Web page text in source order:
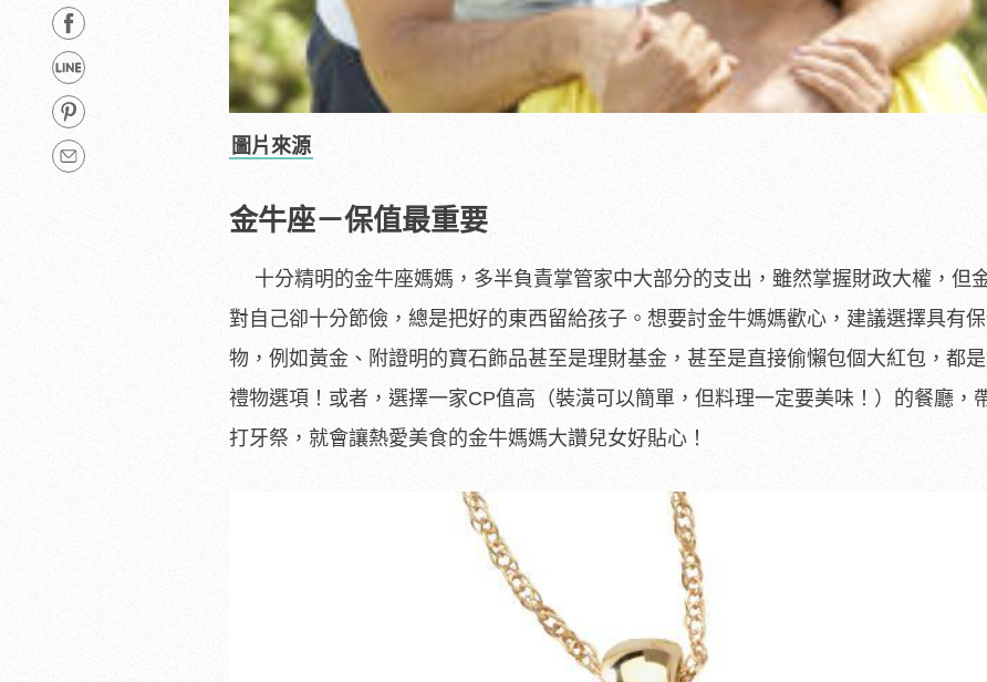
圖片來源
金牛座－保值最重要
十分精明的金牛座媽媽，多半負責掌管家中大部分的支出，雖然掌握財政大權，但
對自己卻十分節儉，總是把好的東西留給孩子。想要討金牛媽媽歡心，建議選擇具有
物，例如黃金、附證明的寶石飾品甚至是理財基金，甚至是直接偷懶包個大紅包，都
禮物選項！或者，選擇一家CP值高（裝潢可以簡單，但料理一定要美味！）的餐廳，
打牙祭，就會讓熱愛美食的金牛媽媽大讚兒女好貼心！